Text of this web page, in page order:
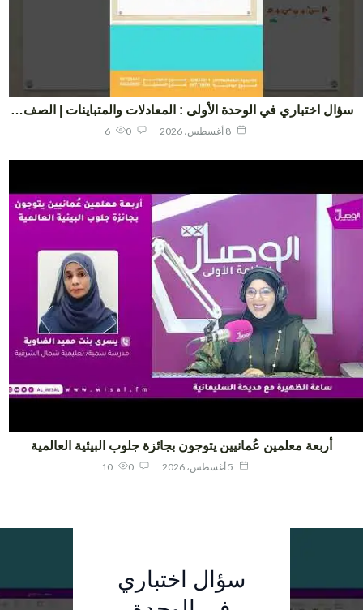
اختباري في الوحدة الأولى : المعادلات والمتباينات | الصف…
6
أربعة معلمين عُمانيين يتوجون بجائزة جلوب البيئية العالمية
10
سؤال اختباري
الفائزون في
"جلوب
سؤال اختباري
في الوحدة